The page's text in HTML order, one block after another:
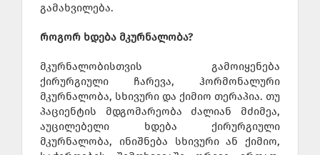
გამახვილება.
როგორ ხდება მკურნალობა?
მკურნალობისთვის გამოიყენება
ქირურგიული ჩარევა, ჰორმონალური
მკურნალობა, სხივური და ქიმიო თერაპია. თუ
პაციენტის მდგომარეობა ძალიან მძიმეა,
აუცილებელი ხდება ქირურგიული
მკურნალობა, ინიშნება სხივური ან ქიმიო,